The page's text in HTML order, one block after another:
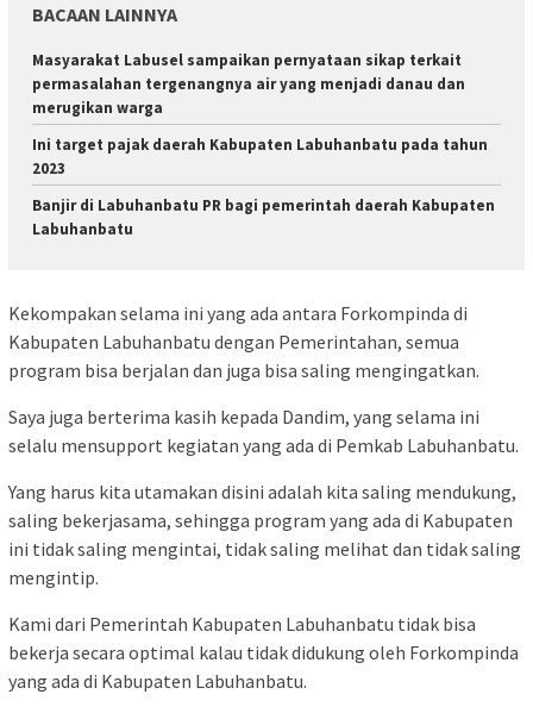
BACAAN LAINNYA
Masyarakat Labusel sampaikan pernyataan sikap terkait
permasalahan tergenangnya air yang menjadi danau dan
merugikan warga
Ini target pajak daerah Kabupaten Labuhanbatu pada tahun
2023
Banjir di Labuhanbatu PR bagi pemerintah daerah Kabupaten
Labuhanbatu
Kekompakan selama ini yang ada antara Forkompinda di
Kabupaten Labuhanbatu dengan Pemerintahan, semua
program bisa berjalan dan juga bisa saling mengingatkan.
Saya juga berterima kasih kepada Dandim, yang selama ini
selalu mensupport kegiatan yang ada di Pemkab Labuhanbatu.
Yang harus kita utamakan disini adalah kita saling mendukung,
saling bekerjasama, sehingga program yang ada di Kabupaten
ini tidak saling mengintai, tidak saling melihat dan tidak saling
mengintip.
Kami dari Pemerintah Kabupaten Labuhanbatu tidak bisa
bekerja secara optimal kalau tidak didukung oleh Forkompinda
yang ada di Kabupaten Labuhanbatu.